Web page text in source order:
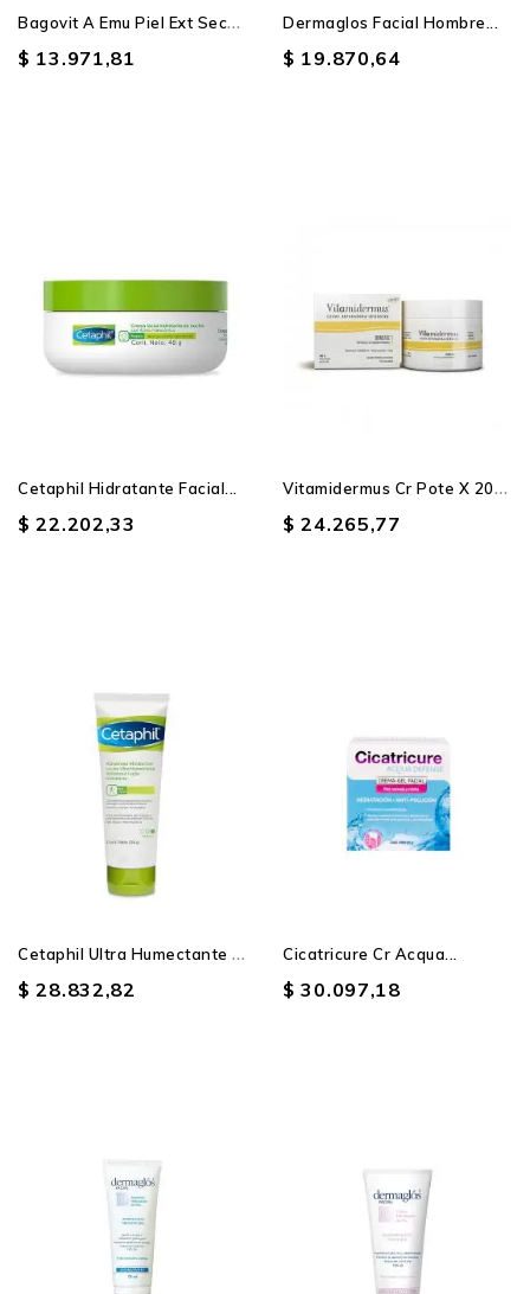
B
Agovit A Emu Piel Ext Seca...
$ 13.971,81
Dermaglos Facial Hombre...
$ 19.870,64
Cetaphil Hidratante Facial...
$ 22.202,33
V
Itamidermus Cr Pote X 200 Gr
$ 24.265,77
C
Etaphil Ultra Humectante X...
$ 28.832,82
Cicatricure Cr Acqua...
$ 30.097,18